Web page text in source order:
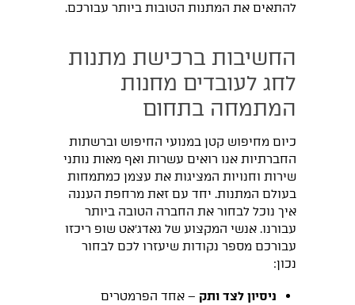
להתאים את המתנות הטובות ביותר עבורכם.
החשיבות ברכישת מתנות
לחג לעובדים מחנות
המתמחה בתחום
כיום מחיפוש קטן במנועי החיפוש וברשתות
החברתיות אנו רואים עשרות ואף מאות נותני
שירות וחנויות המציגות את עצמן כמתמחות
בעולם המתנות. יחד עם זאת מרחפת העננה
איך נוכל לבחור את החברה הטובה ביותר
עבורנו. אנשי המקצוע של גאדג׳אט שופ ריכזו
עבורכם מספר נקודות שיעזרו לכם לבחור
נכון:
ניסיון לצד ותק – אחד הפרמטרים